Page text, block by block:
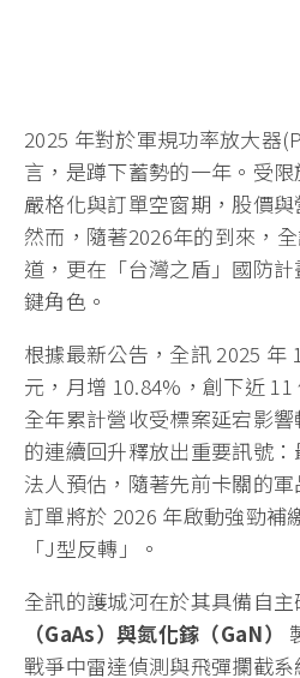
2025 年對於軍規功率放大器
言，是蹲下蓄勢的一年。受
嚴格化與訂單空窗期，股價
然而，隨著2026年的到來，
道，更在「台灣之盾」國防
鍵角色。
根據最新公告，全訊 2025 年
元，月增 10.84%，創下近
全年累計營收受標案延宕影
的連續回升釋放出重要訊號
法人預估，隨著先前卡關的
訂單將於 2026 年啟動強勁補
「J型反轉」。
全訊的護城河在於其具備自主
（GaAs）與氮化鎵（GaN）
戰爭中雷達偵測與飛彈攔截